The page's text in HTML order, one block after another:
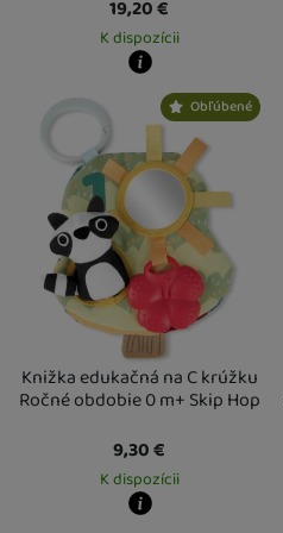
19,20€
K dispozícii
Kdy zboží dostanete?
Osobný odber vo výdajnom mieste
U Vás doma
Obľúbené
Knižka edukačná na C krúžku
Ročné obdobie 0 m+ Skip Hop
9,30€
K dispozícii